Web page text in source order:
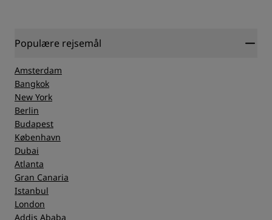
Populære rejsemål
Amsterdam
Bangkok
New York
Berlin
Budapest
København
Dubai
Atlanta
Gran Canaria
Istanbul
London
Addis Ababa